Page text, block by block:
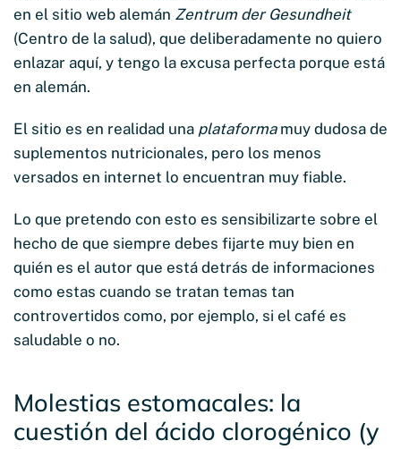
en el sitio web alemán Zentrum der Gesundheit
(Centro de la salud), que deliberadamente no quiero
enlazar aquí, y tengo la excusa perfecta porque está
en alemán.
El sitio es en realidad una plataformamuy dudosa de
suplementos nutricionales, pero los menos
versados en internet lo encuentran muy fiable.
Lo que pretendo con esto es sensibilizarte sobre el
hecho de que siempre debes fijarte muy bien en
quién es el autor que está detrás de informaciones
como estas cuando se tratan temas tan
controvertidos como, por ejemplo, si el café es
saludable o no.
Molestias estomacales: la
cuestión del ácido clorogénico (y